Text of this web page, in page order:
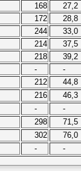
168
27,2
172
28,8
244 33,0
214
37,5
218
39,2
- -
212
44,8
216
46,3
- -
298
71,5
302
76,0
- -